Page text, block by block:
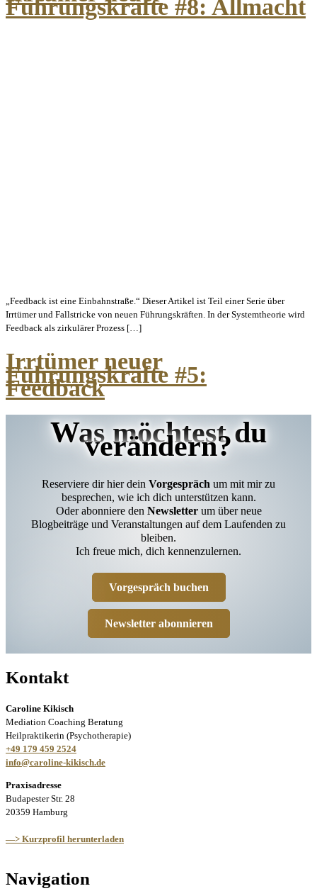
Führungskräfte #8: Allmacht
„Feedback ist eine Einbahnstraße.“ Dieser Artikel ist Teil einer Serie über
Irrtümer und Fallstricke von neuen Führungskräften. In der Systemtheorie wird
Feedback als zirkulärer Prozess […]
Irrtümer neuer
Führungskräfte #5:
Feedback
Was möchtest du
verändern?
Reserviere dir hier dein Vorgespräch um mit mir zu
besprechen, wie ich dich unterstützen kann.
Oder abonniere den Newsletterum über neue
Blogbeiträge und Veranstaltungen auf dem Laufenden zu
bleiben.
Ich freue mich, dich kennenzulernen.
Vorgespräch buchen
Newsletter abonnieren
Kontakt
Caroline Kikisch
Mediation Coaching Beratung
Heilpraktikerin (Psychotherapie)
+49 179 459 2524
info@caroline-kikisch.de
Praxisadresse
Budapester Str. 28
20359 Hamburg
—> Kurzprofil herunterladen
Navigation